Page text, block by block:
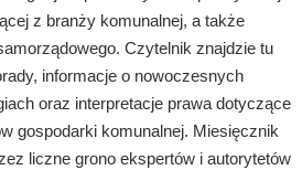
z branży komunalnej, a także
Czytelnik znajdzie tu
informacje o nowoczesnych
oraz interpretacje prawa dotyczące
gospodarki komunalnej. Miesięcznik
liczne grono ekspertów i autorytetów